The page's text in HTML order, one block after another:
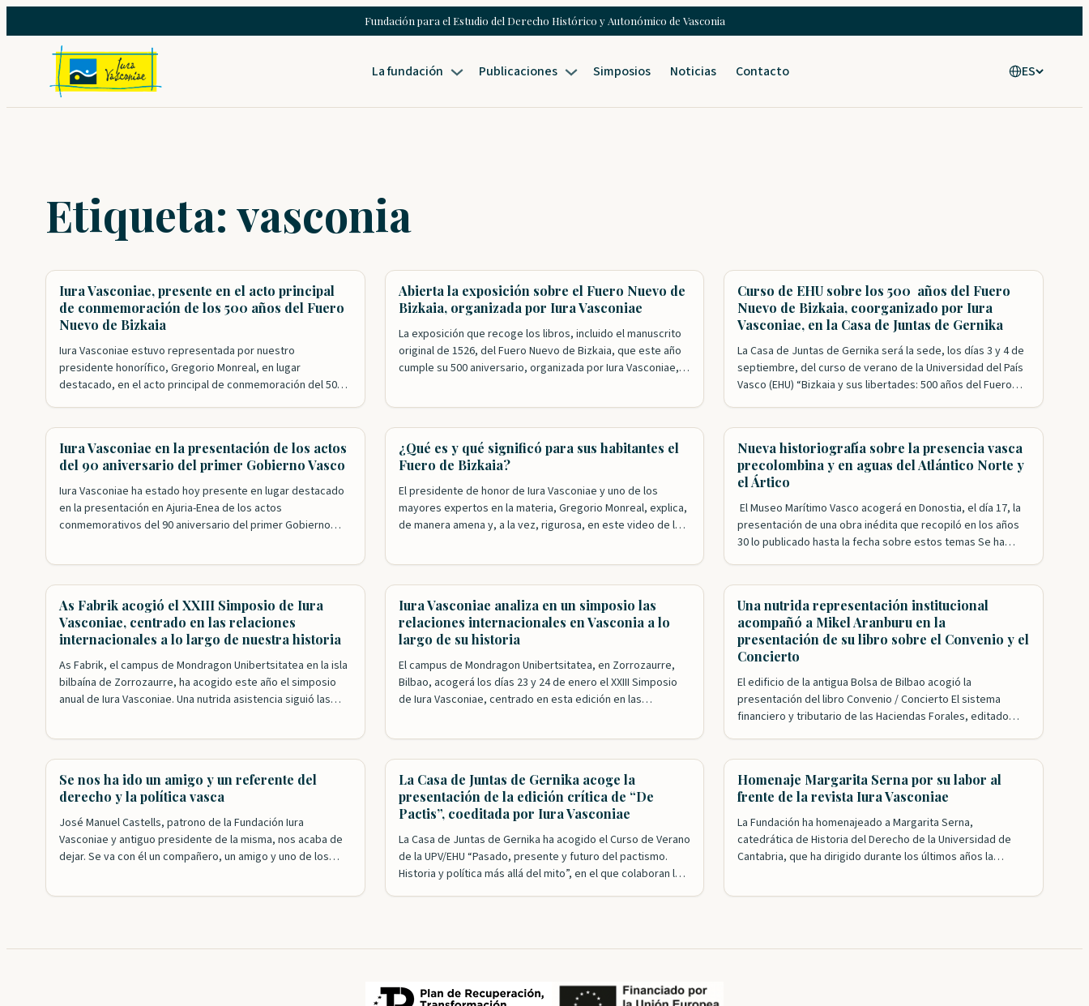
al
contenido
Fundación para el Estudio del Derecho Histórico y Autonómico de Vasconia
La fundación Publicaciones Simposios Noticias Contacto ES
Etiqueta:vasconia
Iura Vasconiae, presente en el acto principal
de conmemoración de los 500 años del Fuero
Nuevo de Bizkaia
Iura Vasconiae estuvo representada por nuestro
presidente honorífico, Gregorio Monreal, en lugar
destacado, en el acto principal de conmemoración del 500
primero de ellos con el exitoso…
Abierta la exposición sobre el Fuero Nuevo de
Bizkaia, organizada por Iura Vasconiae
La exposición que recoge los libros, incluido el manuscrito
original de 1526, del Fuero Nuevo de Bizkaia, que este año
cumple su 500 aniversario, organizada por Iura Vasconiae,
Curso de EHU sobre los 500 años del Fuero
Nuevo de Bizkaia, coorganizado por Iura
Vasconiae, en la Casa de Juntas de Gernika
La Casa de Juntas de Gernika será la sede, los días 3 y 4 de
septiembre, del curso de verano de la Universidad del País
Vasco (EHU) “Bizkaia y sus libertades: 500 años del Fuero
Iura Vasconiae en la presentación de los actos
del 90 aniversario del primer Gobierno Vasco
Iura Vasconiae ha estado hoy presente en lugar destacado
en la presentación en Ajuria-Enea de los actos
conmemorativos del 90 aniversario del primer Gobierno
¿Qué es y qué significó para sus habitantes el
Fuero de Bizkaia?
El presidente de honor de Iura Vasconiae y uno de los
mayores expertos en la materia, Gregorio Monreal, explica,
de manera amena y, a la vez, rigurosa, en este video de la
Nueva historiografía sobre la presencia vasca
precolombina y en aguas del Atlántico Norte y
el Ártico
El Museo Marítimo Vasco acogerá en Donostia, el día 17, la
presentación de una obra inédita que recopiló en los años
30 lo publicado hasta la fecha sobre estos temas Se ha
As Fabrik acogió el XXIII Simposio de Iura
Vasconiae, centrado en las relaciones
internacionales a lo largo de nuestra historia
As Fabrik, el campus de Mondragon Unibertsitatea en la isla
bilbaína de Zorrozaurre, ha acogido este año el simposio
anual de Iura Vasconiae. Una nutrida asistencia siguió las
Iura Vasconiae analiza en un simposio las
relaciones internacionales en Vasconia a lo
largo de su historia
El campus de Mondragon Unibertsitatea, en Zorrozaurre,
Bilbao, acogerá los días 23 y 24 de enero el XXIII Simposio
de Iura Vasconiae, centrado en esta edición en las
Una nutrida representación institucional
acompañó a Mikel Aranburu en la
presentación de su libro sobre el Convenio y el
Concierto
El edificio de la antigua Bolsa de Bilbao acogió la
presentación del libro Convenio / Concierto El sistema
financiero y tributario de las Haciendas Forales, editado
Roldán Jimeno, contó con…
Se nos ha ido un amigo y un referente del
derecho y la política vasca
José Manuel Castells, patrono de la Fundación Iura
Vasconiae y antiguo presidente de la misma, nos acaba de
dejar. Se va con él un compañero, un amigo y uno de los
La Casa de Juntas de Gernika acoge la
presentación de la edición crítica de “De
Pactis”, coeditada por Iura Vasconiae
La Casa de Juntas de Gernika ha acogido el Curso de Verano
de la UPV/EHU “Pasado, presente y futuro del pactismo.
Historia y política más allá del mito”, en el que colaboran las
Homenaje Margarita Serna por su labor al
frente de la revista Iura Vasconiae
La Fundación ha homenajeado a Margarita Serna,
catedrática de Historia del Derecho de la Universidad de
Cantabria, que ha dirigido durante los últimos años la